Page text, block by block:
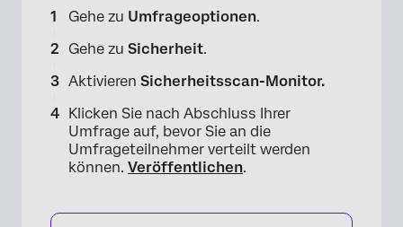
Gehe zu Umfrageoptionen.
Gehe zu Sicherheit.
Aktivieren Sicherheitsscan-Monitor.
Klicken Sie nach Abschluss Ihrer
Umfrage auf, bevor Sie an die
Umfrageteilnehmer verteilt werden
können. Veröffentlichen.